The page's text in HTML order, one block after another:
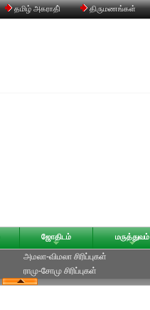
தமிழ் அகராதி் திருமணங்கள்
ஜோதிடம் மருத்துவம்
அமலா-விமலா சிரிப்புகள்
ராமு-சோமு சிரிப்புகள்